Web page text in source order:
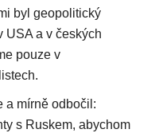
byl geopolitický
USA a v českých
pouze v
a mírně odbočil:
s Ruskem, abychom